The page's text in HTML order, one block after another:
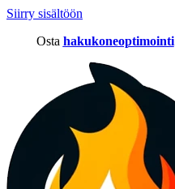
Siirry sisältöön
Osta hakukoneoptimointi